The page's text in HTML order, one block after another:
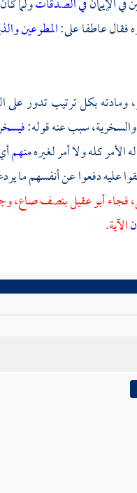
الإيمانفي الصدقاتولما
فقال عاطفا على:المطوعين
ومادته بكل ترتيب تدور على
والسخرية، سبب عنه قوله:
كله ولا أمر لغيرهمنهم
عليه دفعوا عن أنفسهم ما
فجاءأبو عقيلبنصف صاع،
الآية.